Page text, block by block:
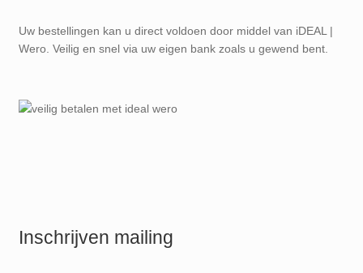
Uw bestellingen kan u direct voldoen door middel van iDEAL |
Wero. Veilig en snel via uw eigen bank zoals u gewend bent.
Inschrijven mailing